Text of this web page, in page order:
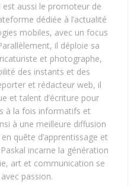
aussi le promoteur de
dédiée à l’actualité
mobiles, avec un focus
il déploie sa
et photographe,
des instants et des
et rédacteur web, il
et talent d’écriture pour
à la fois informatifs et
à une meilleure diffusion
quête d’apprentissage et
incarne la génération
art et communication se
passion.